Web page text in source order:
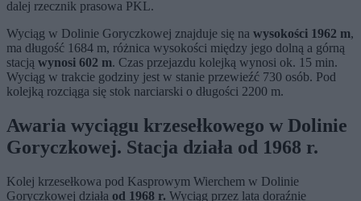
dalej rzecznik prasowa PKL.
Wyciąg w Dolinie Goryczkowej znajduje się na wysokości 1962 m,
ma długość 1684 m, różnica wysokości między jego dolną a górną
stacją wynosi 602 m. Czas przejazdu kolejką wynosi ok. 15 min.
Wyciąg w trakcie godziny jest w stanie przewieźć 730 osób. Pod
kolejką rozciąga się stok narciarski o długości 2200 m.
Awaria wyciągu krzesełkowego w Dolinie
Goryczkowej. Stacja działa od 1968 r.
Kolej krzesełkowa pod Kasprowym Wierchem w Dolinie
Goryczkowej działa od 1968 r. Wyciąg przez lata doraźnie